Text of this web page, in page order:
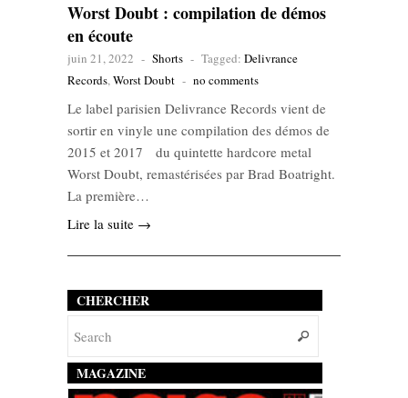
Worst Doubt : compilation de démos
en écoute
juin 21, 2022 - Shorts - Tagged: Delivrance
Records,Worst Doubt - no comments
Le label parisien Delivrance Records vient de
sortir en vinyle une compilation des démos de
2015 et 2017 du quintette hardcore metal
Worst Doubt, remastérisées par Brad Boatright.
La première…
Lire la suite →
CHERCHER
MAGAZINE